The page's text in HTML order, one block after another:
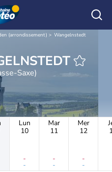
(arrondissement) Wangelnstedt
Saxe)
Lun
10
-
-
Mar
11
-
-
Mer
12
-
-